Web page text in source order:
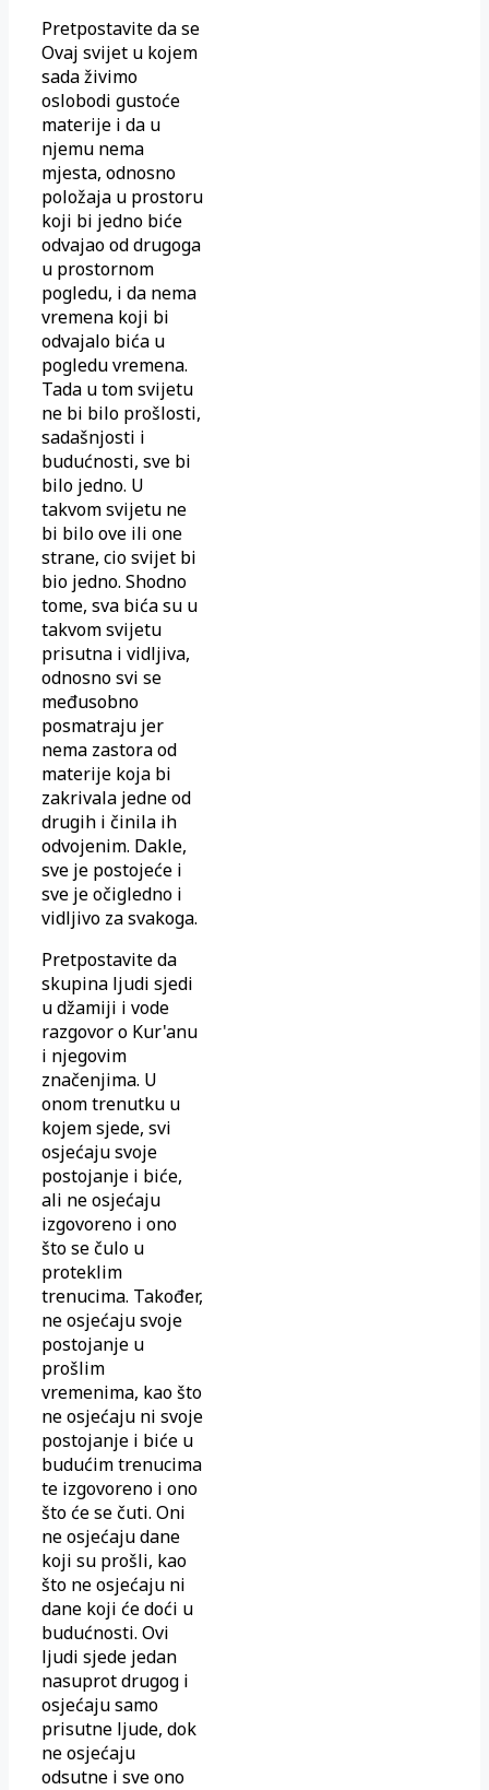
Pretpostavite da se
Ovaj svijet u kojem
sada živimo
oslobodi gustoće
materije i da u
njemu nema
mjesta, odnosno
položaja u prostoru
koji bi jedno biće
odvajao od drugoga
u prostornom
pogledu, i da nema
vremena koji bi
odvajalo bića u
pogledu vremena.
Tada u tom svijetu
ne bi bilo prošlosti,
sadašnjosti i
budućnosti, sve bi
bilo jedno. U
takvom svijetu ne
bi bilo ove ili one
strane, cio svijet bi
bio jedno. Shodno
tome, sva bića su u
takvom svijetu
prisutna i vidljiva,
odnosno svi se
međusobno
posmatraju jer
nema zastora od
materije koja bi
zakrivala jedne od
drugih i činila ih
odvojenim. Dakle,
sve je postojeće i
sve je očigledno i
vidljivo za svakoga.
Pretpostavite da
skupina ljudi sjedi
u džamiji i vode
razgovor o Kur'anu
i njegovim
značenjima. U
onom trenutku u
kojem sjede, svi
osjećaju svoje
postojanje i biće,
ali ne osjećaju
izgovoreno i ono
što se čulo u
proteklim
trenucima. Također,
ne osjećaju svoje
postojanje u
prošlim
vremenima, kao što
ne osjećaju ni svoje
postojanje i biće u
budućim trenucima
te izgovoreno i ono
što će se čuti. Oni
ne osjećaju dane
koji su prošli, kao
što ne osjećaju ni
dane koji će doći u
budućnosti. Ovi
ljudi sjede jedan
nasuprot drugog i
osjećaju samo
prisutne ljude, dok
ne osjećaju
odsutne i sve ono